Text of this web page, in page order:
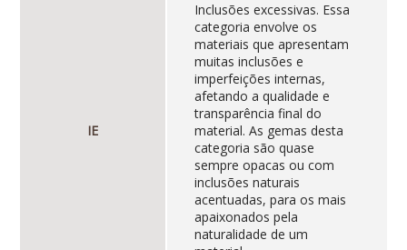
IE
Inclusões excessivas. Essa
categoria envolve os
materiais que apresentam
muitas inclusões e
imperfeições internas,
afetando a qualidade e
transparência final do
material. As gemas desta
categoria são quase
sempre opacas ou com
inclusões naturais
acentuadas, para os mais
apaixonados pela
naturalidade de um